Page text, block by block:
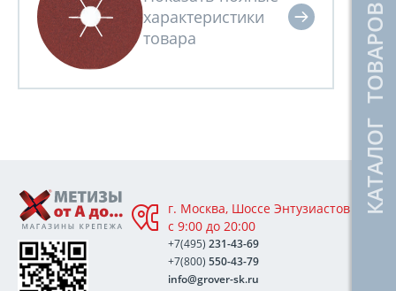
КАТАЛОГ ТОВАРОВ
г. Москва, Шоссе Энтузиастов 76А,
с 9:00 до 20:00
+7(495) 231-43-69
+7(800) 550-43-79
info@grover-sk.ru